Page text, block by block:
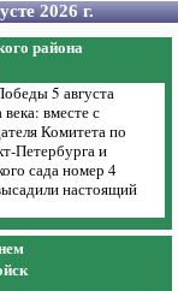
2026 г.
района
5 августа
вместе с
Комитета по
Петербурга и
сада номер 4
настоящий